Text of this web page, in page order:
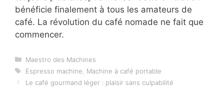
bénéficie finalement à tous les amateurs de
café. La révolution du café nomade ne fait que
commencer.
Catégories
Maestro des Machines
Étiquettes
Espresso machine
Machine à café portable
Le café gourmand léger : plaisir sans culpabilité